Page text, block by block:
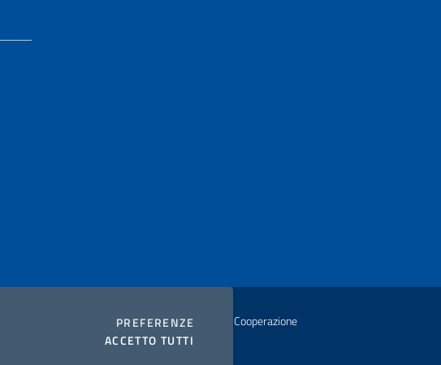
PREFERENZE COOKIES
ACCETTO TUTTI
2026 Copyright Ministero degli Affari Esteri e della Cooperazione